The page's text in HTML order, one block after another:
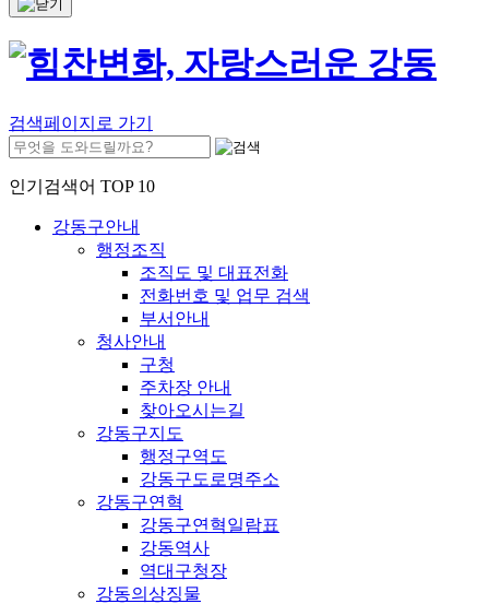
검색페이지로 가기
인기검색어 TOP 10
강동구안내
행정조직
조직도 및 대표전화
전화번호 및 업무 검색
부서안내
청사안내
구청
주차장 안내
찾아오시는길
강동구지도
행정구역도
강동구도로명주소
강동구연혁
강동구연혁일람표
강동역사
역대구청장
강동의상징물